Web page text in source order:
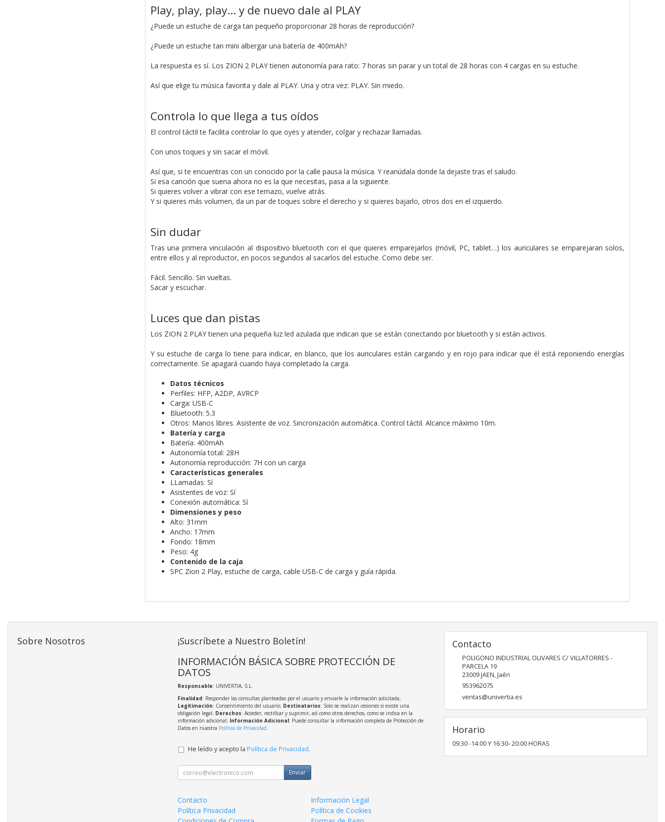
Play, play, play… y de nuevo dale al PLAY
¿Puede un estuche de carga tan pequeño proporcionar 28 horas de reproducción?
¿Puede un estuche tan mini albergar una batería de 400mAh?
La respuesta es sí. Los ZION 2 PLAY tienen autonomía para rato: 7 horas sin parar y un total de 28 horas con 4 cargas en su estuche.
Así que elige tu música favorita y dale al PLAY. Una y otra vez: PLAY. Sin miedo.
Controla lo que llega a tus oídos
El control táctil te facilita controlar lo que oyes y atender, colgar y rechazar llamadas.
Con unos toques y sin sacar el móvil.
Así que, si te encuentras con un conocido por la calle pausa la música. Y reanúdala donde la dejaste tras el saludo.
Si esa canción que suena ahora no es la que necesitas, pasa a la siguiente.
Si quieres volver a vibrar con ese temazo, vuelve atrás.
Y si quieres más volumen, da un par de toques sobre el derecho y si quieres bajarlo, otros dos en el izquierdo.
Sin dudar
Tras una primera vinculación al dispositivo bluetooth con el que quieres emparejarlos (móvil, PC, tablet…) los auriculares se emparejaran solos,
entre ellos y al reproductor, en pocos segundos al sacarlos del estuche. Como debe ser.
Fácil. Sencillo. Sin vueltas.
Sacar y escuchar.
Luces que dan pistas
Los ZION 2 PLAY tienen una pequeña luz led azulada que indican que se están conectando por bluetooth y si están activos.
Y su estuche de carga lo tiene para indicar, en blanco, que los auriculares están cargando y en rojo para indicar que él está reponiendo energías
correctamente. Se apagará cuando haya completado la carga.
Datos técnicos
Perfiles: HFP, A2DP, AVRCP
Carga: USB-C
Bluetooth: 5.3
Otros: Manos libres. Asistente de voz. Sincronización automática. Control táctil. Alcance máximo 10m.
Batería y carga
Batería: 400mAh
Autonomía total: 28H
Autonomía reproducción: 7H con un carga
Características generales
LLamadas: Sí
Asistentes de voz: Sí
Conexión automática: Sí
Dimensiones y peso
Alto: 31mm
Ancho: 17mm
Fondo: 18mm
Peso: 4g
Contenido de la caja
SPC Zion 2 Play, estuche de carga, cable USB-C de carga y guía rápida.
Sobre Nosotros ¡Suscríbete a Nuestro Boletín!
INFORMACIÓN BÁSICA SOBRE PROTECCIÓN DE
DATOS
Responsable: UNIVERTIA, S.L.
Finalidad: Responder las consultas planteadas por el usuario y enviarle la información solicitada;
Legitimación: Consentimiento del usuario; Destinatarios: Solo se realizan cesiones si existe una
obligación legal; Derechos: Acceder, rectificar y suprimir, así como otros derechos, como se indica en la
información adicional; Información Adicional: Puede consultar la información completa de Protección de
Datos en nuestra Política de Privacidad.
He leído y acepto la Política de Privacidad.
Enviar
Contacto
Información Legal
Política Privacidad
Política de Cookies
Contacto
POLIGONO INDUSTRIAL OLIVARES C/ VILLATORRES -
PARCELA 19
23009JAEN,Jaén
953962075
ventas@univertia.es
Horario
09:30 -14:00 Y 16:30- 20:00 HORAS